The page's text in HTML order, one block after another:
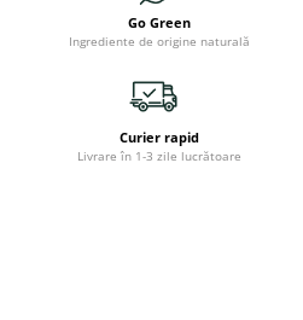
Go Green
Ingrediente de origine naturală
Curier rapid
Livrare în 1-3 zile lucrătoare